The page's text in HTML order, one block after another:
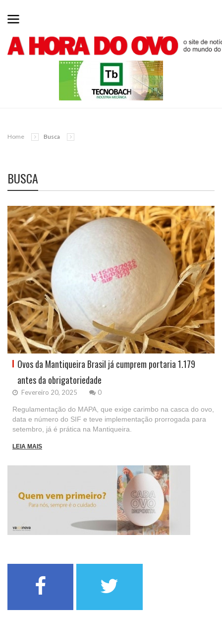
Home Busca
BUSCA
Ovos da Mantiqueira Brasil já cumprem portaria 1.179
antes da obrigatoriedade
Fevereiro 20, 2025 0
Regulamentação do MAPA, que exige carimbo na casca do ovo,
data e número do SIF e teve implementação prorrogada para
setembro, já é prática na Mantiqueira.
LEIA MAIS